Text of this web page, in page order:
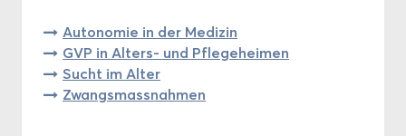
Au­to­no­mie in der Me­di­zin
GVP in Alters-​ und Pfle­ge­hei­men
Sucht im Alter
Zwangs­mass­nah­men